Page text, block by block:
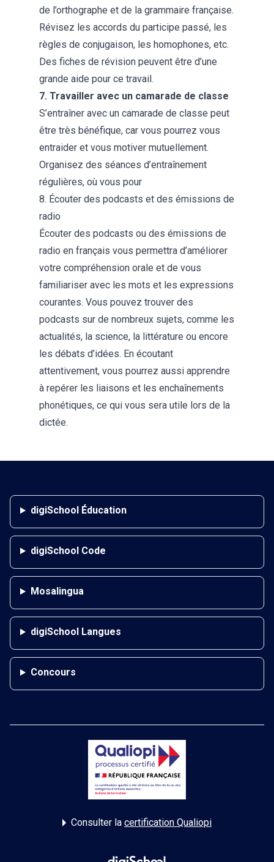
de l’orthographe et de la grammaire française.
Révisez les accords du participe passé, les
règles de conjugaison, les homophones, etc.
Des fiches de révision peuvent être d’une
grande aide pour ce travail.
7. Travailler avec un camarade de classe
S’entraîner avec un camarade de classe peut
être très bénéfique, car vous pourrez vous
entraider et vous motiver mutuellement.
Organisez des séances d’entraînement
régulières, où vous pour
8. Écouter des podcasts et des émissions de
radio
Écouter des podcasts ou des émissions de
radio en français vous permettra d’améliorer
votre compréhension orale et de vous
familiariser avec les mots et les expressions
courantes. Vous pouvez trouver des
podcasts sur de nombreux sujets, comme les
actualités, la science, la littérature ou encore
les débats d’idées. En écoutant
attentivement, vous pourrez aussi apprendre
à repérer les liaisons et les enchaînements
phonétiques, ce qui vous sera utile lors de la
dictée.
digiSchool Éducation
digiSchool Code
Mosalingua
digiSchool Langues
Concours
Consulter la certification Qualiopi